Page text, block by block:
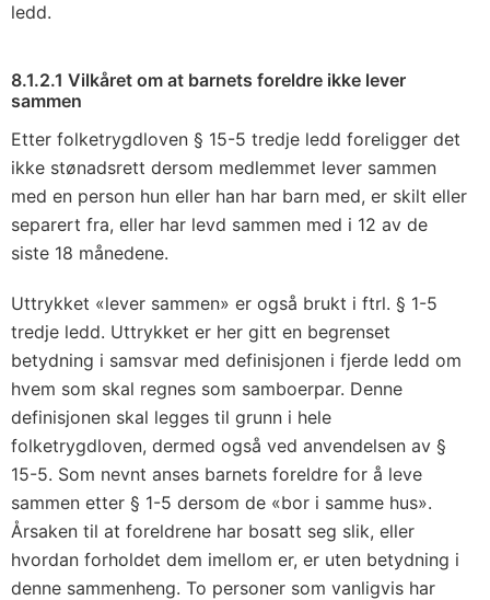
ledd.
8.1.2.1 Vilkåret om at barnets foreldre ikke lever
sammen
Etter folketrygdloven § 15-5 tredje ledd foreligger det
ikke stønadsrett dersom medlemmet lever sammen
med en person hun eller han har barn med, er skilt eller
separert fra, eller har levd sammen med i 12 av de
siste 18 månedene.
Uttrykket «lever sammen» er også brukt i ftrl. § 1-5
tredje ledd. Uttrykket er her gitt en begrenset
betydning i samsvar med definisjonen i fjerde ledd om
hvem som skal regnes som samboerpar. Denne
definisjonen skal legges til grunn i hele
folketrygdloven, dermed også ved anvendelsen av §
15-5. Som nevnt anses barnets foreldre for å leve
sammen etter § 1-5 dersom de «bor i samme hus».
Årsaken til at foreldrene har bosatt seg slik, eller
hvordan forholdet dem imellom er, er uten betydning i
denne sammenheng. To personer som vanligvis har